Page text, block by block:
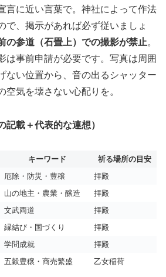
言に近い言葉で。神社によって作法
で、掲示があれば必ず従いましょ
の参道（石畳上）での撮影が禁止。
は事前申請が必要です。写真は周囲
ない位置から、音の出るシャッター
空気を壊さない心配りを。
記載＋代表的な連想）
キーワード
祈る場所の目安
厄除・防災・豊穣
拝殿
山の地主・農業・醸造
拝殿
文武両道
拝殿
縁結び・国づくり
拝殿
学問成就
拝殿
五穀豊穣・商売繁盛 乙女稲荷